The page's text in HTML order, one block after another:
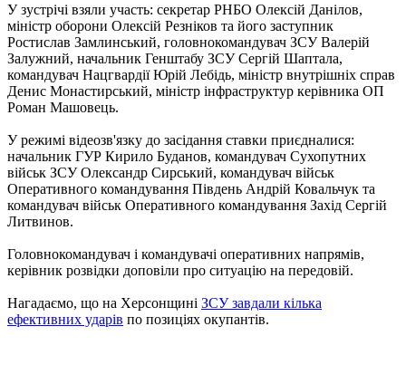
У зустрічі взяли участь: секретар РНБО Олексій Данілов,
міністр оборони Олексій Резніков та його заступник
Ростислав Замлинський, головнокомандувач ЗСУ Валерій
Залужний, начальник Генштабу ЗСУ Сергій Шаптала,
командувач Нацгвардії Юрій Лебідь, міністр внутрішніх справ
Денис Монастирський, міністр інфраструктур керівника ОП
Роман Машовець.
У режимі відеозв'язку до засідання ставки приєдналися:
начальник ГУР Кирило Буданов, командувач Сухопутних
військ ЗСУ Олександр Сирський, командувач військ
Оперативного командування Південь Андрій Ковальчук та
командувач військ Оперативного командування Захід Сергій
Литвинов.
Головнокомандувач і командувачі оперативних напрямів,
керівник розвідки доповіли про ситуацію на передовій.
Нагадаємо, що на Херсонщині ЗСУ завдали кілька
ефективних ударів по позиціях окупантів.